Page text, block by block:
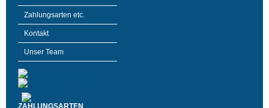
Zahlungsarten etc.
Kontakt
Unser Team
ZAHLUNGSARTEN